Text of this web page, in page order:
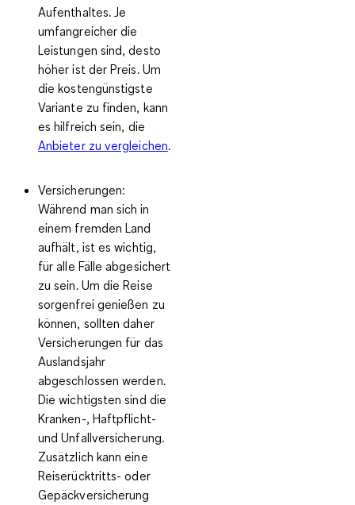
Aufenthaltes. Je
umfangreicher die
Leistungen sind, desto
höher ist der Preis. Um
die kostengünstigste
Variante zu finden, kann
es hilfreich sein, die
Anbieter zu vergleichen.
Versicherungen:
Während man sich in
einem fremden Land
aufhält, ist es wichtig,
für alle Fälle abgesichert
zu sein. Um die Reise
sorgenfrei genießen zu
können, sollten daher
Versicherungen für das
Auslandsjahr
abgeschlossen werden.
Die wichtigsten sind die
Kranken-, Haftpflicht-
und Unfallversicherung.
Zusätzlich kann eine
Reiserücktritts- oder
Gepäckversicherung